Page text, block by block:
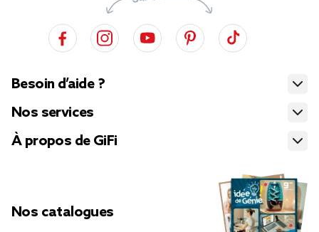
Besoin d’aide ?
Nos services
À propos de GiFi
Nos catalogues